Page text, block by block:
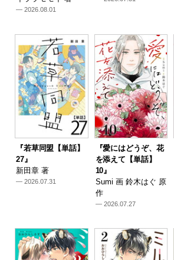
— 2026.08.01
『若草同盟【単話】
27』
新田章 著
— 2026.07.31
『愛にはどうぞ、花
を添えて【単話】
10』
Sumi 画 鈴木はぐ 原
作
— 2026.07.27